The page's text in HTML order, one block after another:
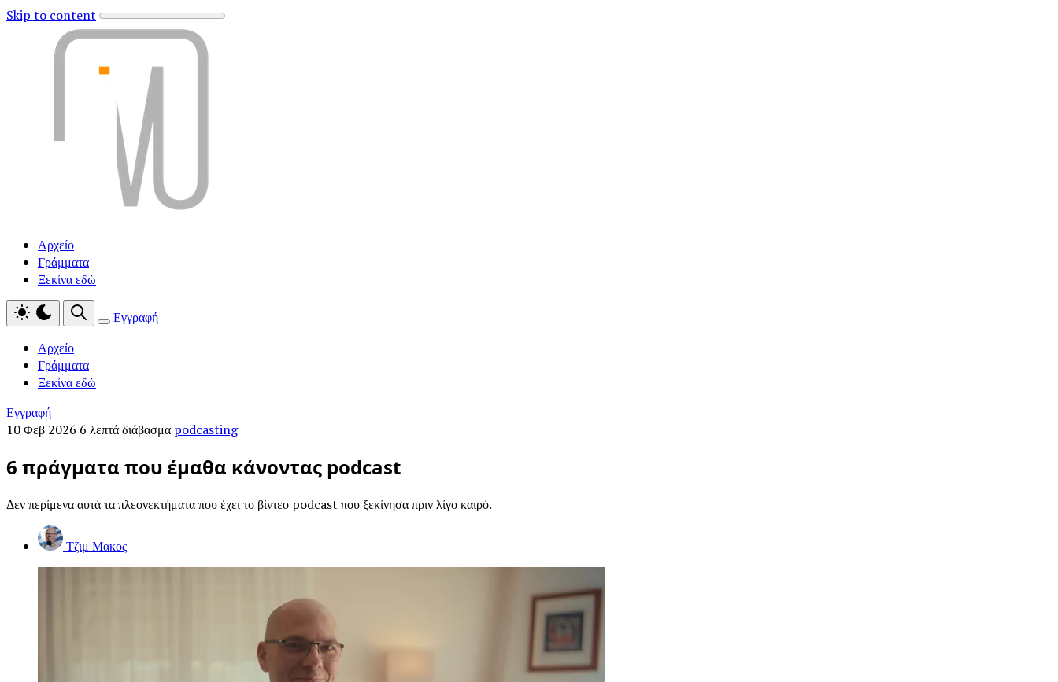
Skip to content
Αρχείο
Γράμματα
Ξεκίνα εδώ
Εγγραφή
Αρχείο
Γράμματα
Ξεκίνα εδώ
Εγγραφή
10 Φεβ 2026 6 λεπτά διάβασμα podcasting
6 πράγματα που έμαθα κάνοντας podcast
Δεν περίμενα αυτά τα πλεονεκτήματα που έχει το βίντεο podcast που ξεκίνησα πριν λίγο καιρό.
Τζιμ Μακος